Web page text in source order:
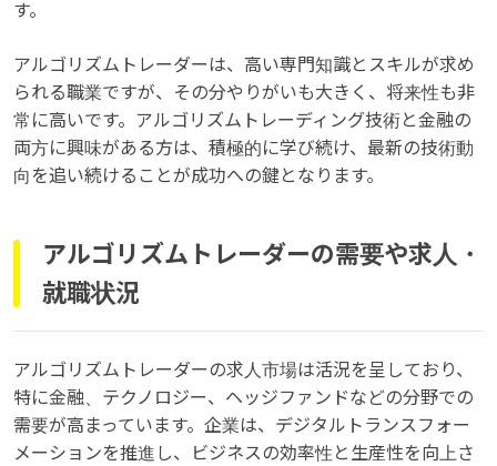
す。
アルゴリズムトレーダーは、高い専門知識とスキルが求め
られる職業ですが、その分やりがいも大きく、将来性も非
常に高いです。アルゴリズムトレーディング技術と金融の
両方に興味がある方は、積極的に学び続け、最新の技術動
向を追い続けることが成功への鍵となります。
アルゴリズムトレーダーの需要や求人・
就職状況
アルゴリズムトレーダーの求人市場は活況を呈しており、
特に金融、テクノロジー、ヘッジファンドなどの分野での
需要が高まっています。企業は、デジタルトランスフォー
メーションを推進し、ビジネスの効率性と生産性を向上さ